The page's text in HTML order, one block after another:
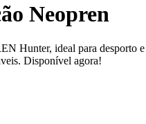
Neopren
Hunter, ideal para desporto e
Disponível agora!